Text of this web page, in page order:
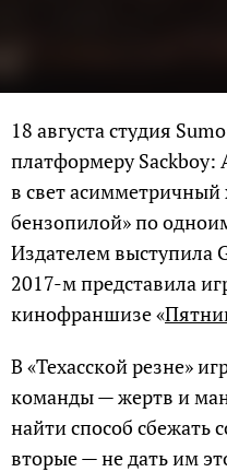
18 августа студия
платформеру Sackboy:
в свет асимметричный
бензопилой» по
Издателем выступила
2017-м представила
кинофраншизе «
В «Техасской резне»
команды — жертв и
найти способ сбежать
вторые — не дать им